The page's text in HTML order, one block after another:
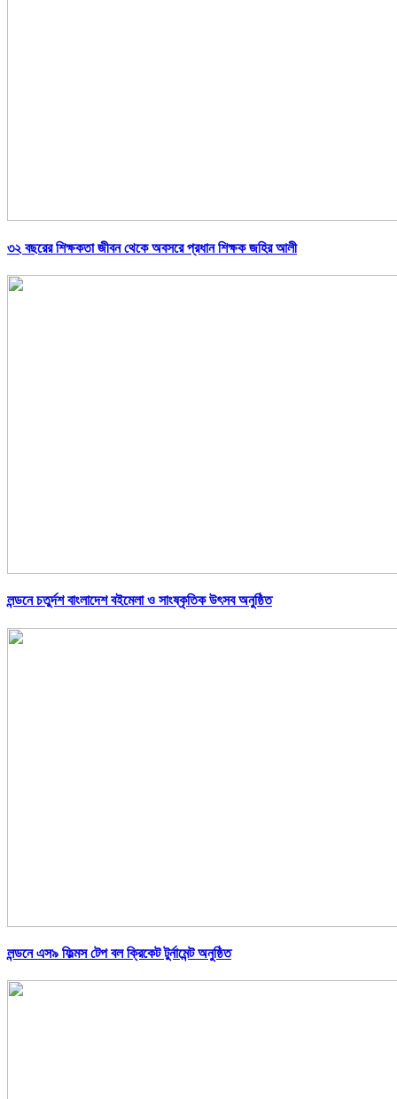
৩২ বছরের শিক্ষকতা জীবন থেকে অবসরে প্রধান শিক্ষক জহির আলী
লন্ডনে চতুর্দশ বাংলাদেশ বইমেলা ও সাংষ্কৃতিক উৎসব অনুষ্ঠিত
লন্ডনে এস৯ ফিল্মস টেপ বল ক্রিকেট টুর্নামেন্ট অনুষ্ঠিত